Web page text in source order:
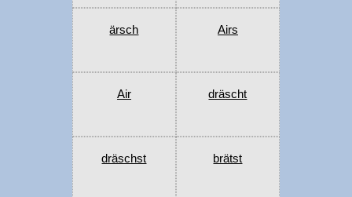
ärsch Airs
Air dräscht
dräschst brätst